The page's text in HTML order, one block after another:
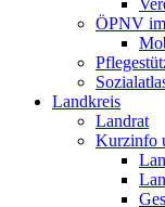
ÖPNV
Landkreis
Landrat
Kurzinfo